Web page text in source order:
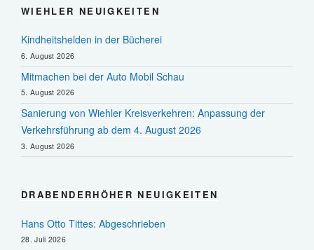
WIEHLER NEUIGKEITEN
Kindheitshelden in der Bücherei
6. August 2026
Mitmachen bei der Auto Mobil Schau
5. August 2026
Sanierung von Wiehler Kreisverkehren: Anpassung der
Verkehrsführung ab dem 4. August 2026
3. August 2026
DRABENDERHÖHER NEUIGKEITEN
Hans Otto Tittes: Abgeschrieben
28. Juli 2026